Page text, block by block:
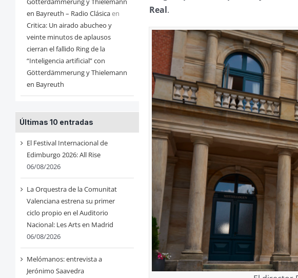
en Bayreuth – Radio Clásicaen
Critica: Un airado abucheo y
veinte minutos de aplausos
cierran el fallido Ring de la
“Inteligencia artificial” con
Götterdämmerung y Thielemann
en Bayreuth
Últimas 10 entradas
El Festival Internacional de
Edimburgo 2026: All Rise
06/08/2026
La Orquestra de la Comunitat
Valenciana estrena su primer
ciclo propio en el Auditorio
Nacional: Les Arts en Madrid
06/08/2026
Melómanos: entrevista a
Jerónimo Saavedra
Real.